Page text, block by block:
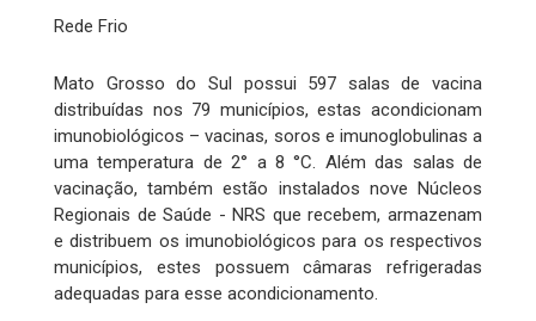
Rede Frio
Mato Grosso do Sul possui 597 salas de vacina
distribuídas nos 79 municípios, estas acondicionam
imunobiológicos – vacinas, soros e imunoglobulinas a
uma temperatura de 2° a 8 °C. Além das salas de
vacinação, também estão instalados nove Núcleos
Regionais de Saúde - NRS que recebem, armazenam
e distribuem os imunobiológicos para os respectivos
municípios, estes possuem câmaras refrigeradas
adequadas para esse acondicionamento.